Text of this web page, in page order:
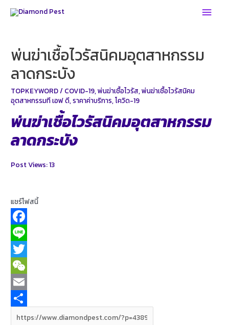
Skip
Main
พ่นฆ่าเชื้อไวรัสนิคมอุตสาหกรรม
ลาดกระบัง
TOPKEYWORD/ COVID-19,พ่นฆ่าเชื้อไวรัส,พ่นฆ่าเชื้อไวรัสนิคม
อุตสาหกรรมที เอฟ ดี,ราคาค่าบริการ,โควิด-19
พ่นฆ่าเชื้อไวรัสนิคมอุตสาหกรรม
ลาดกระบัง
Post Views:13
แชร์โฟสนี้
F
a
c
e
b
L
n
e
T
w
W
eE
m